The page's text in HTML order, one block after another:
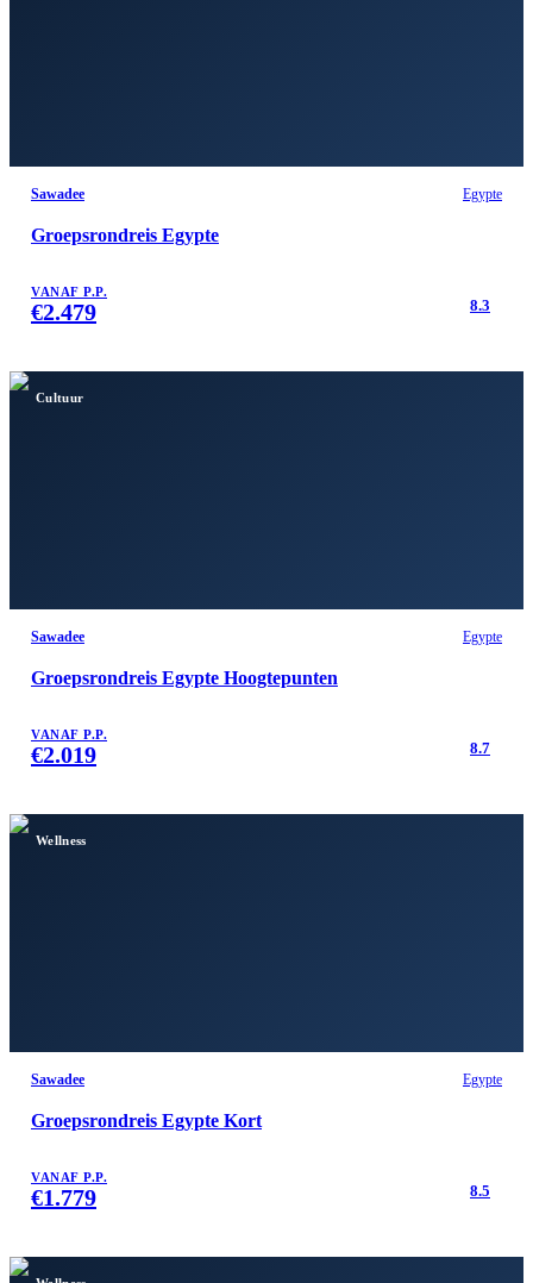
Sawadee Egypte
Groepsrondreis Egypte
VANAF P.P.
€2.479 8.3
Cultuur
Sawadee Egypte
Groepsrondreis Egypte Hoogtepunten
VANAF P.P.
€2.019 8.7
Wellness
Sawadee Egypte
Groepsrondreis Egypte Kort
VANAF P.P.
€1.779 8.5